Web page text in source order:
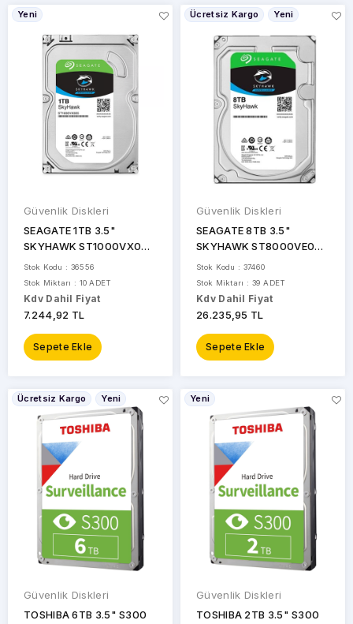
Yeni
Güvenlik Diskleri
SEAGATE 1TB 3.5"
SKYHAWK ST1000VX005
5900 RPM 64MB SATA-3
Güvenlik Diski
Stok Kodu : 36556
Stok Miktarı : 10 ADET
Kdv Dahil Fiyat
7.244,92 TL
Sepete Ekle
Ücretsiz Kargo Yeni
Güvenlik Diskleri
SEAGATE 8TB 3.5"
SKYHAWK ST8000VE001
7200 RPM 256MB SATA-3
Güvenlik Diski
Stok Kodu : 37460
Stok Miktarı : 39 ADET
Kdv Dahil Fiyat
26.235,95 TL
Sepete Ekle
Ücretsiz Kargo Yeni
Güvenlik Diskleri
TOSHIBA 6TB 3.5" S300
Yeni
Güvenlik Diskleri
TOSHIBA 2TB 3.5" S300